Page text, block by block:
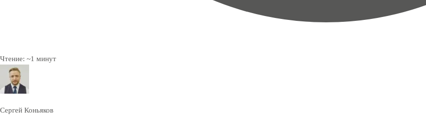
Чтение: ~1 минут
Сергей Коньяков